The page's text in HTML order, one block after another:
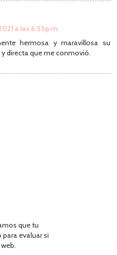
a las 6:53 p.m.
hermosa y maravillosa su
directa que me conmovió.
que tu
evaluar si